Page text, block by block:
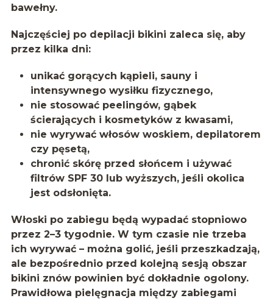
bawełny.
Najczęściej po depilacji bikini zaleca się, aby
przez kilka dni:
unikać gorących kąpieli, sauny i
intensywnego wysiłku fizycznego,
nie stosować peelingów, gąbek
ścierających i kosmetyków z kwasami,
nie wyrywać włosów woskiem, depilatorem
czy pęsetą,
chronić skórę przed słońcem i używać
filtrów SPF 30 lub wyższych, jeśli okolica
jest odsłonięta.
Włoski po zabiegu będą wypadać stopniowo
przez 2–3 tygodnie. W tym czasie nie trzeba
ich wyrywać – można golić, jeśli przeszkadzają,
ale bezpośrednio przed kolejną sesją obszar
bikini znów powinien być dokładnie ogolony.
Prawidłowa pielęgnacja między zabiegami